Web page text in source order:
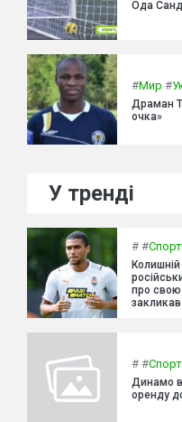
Ода
#Мир #
Драман
очка»
У тренді
# #Спорт
про свою
# #Спорт
Динамо
оренду